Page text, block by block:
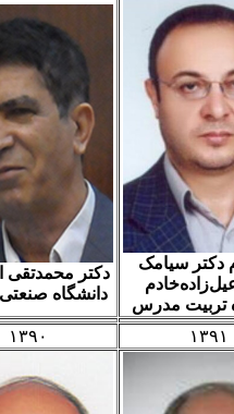
دکتر محمدتقی احمدیان
دانشگاه صنعتی شریف